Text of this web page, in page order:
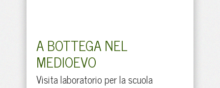
A BOTTEGA NEL
MEDIOEVO
Visita laboratorio per la scuola